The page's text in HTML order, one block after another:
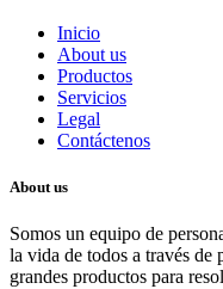
Inicio
About us
Productos
Servicios
Legal
Contáctenos
About us
Somos un equipo de
la vida de todos a través
grandes productos para